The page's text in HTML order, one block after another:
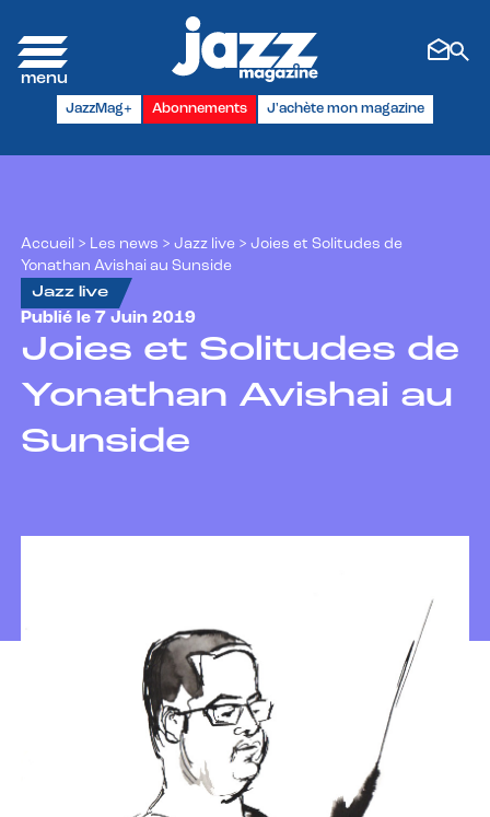
JazzMag+ Abonnements J'achète mon magazine
Accueil > Les news > Jazz live > Joies et Solitudes de
Yonathan Avishai au Sunside
Jazz live
Publié le 7 Juin 2019
Joies et Solitudes de
Yonathan Avishai au
Sunside